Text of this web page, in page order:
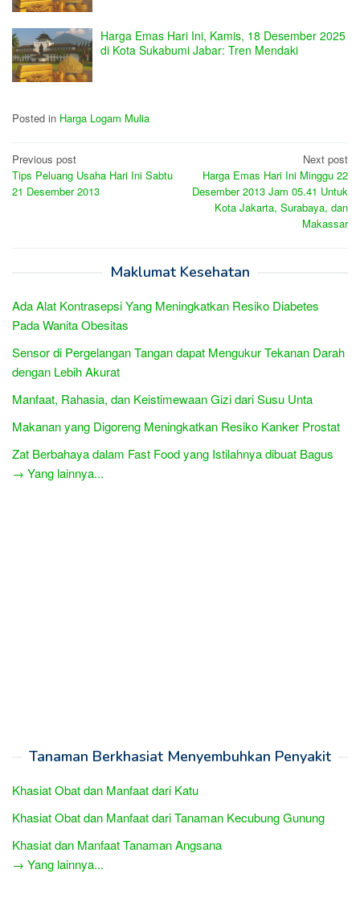
Harga Emas Hari Ini, Kamis, 18 Desember 2025
di Kota Sukabumi Jabar: Tren Mendaki
Posted in Harga Logam Mulia
Post
navigation
Previous post
Tips Peluang Usaha Hari Ini Sabtu
21 Desember 2013
Next post
Harga Emas Hari Ini Minggu 22
Desember 2013 Jam 05.41 Untuk
Kota Jakarta, Surabaya, dan
Makassar
Maklumat Kesehatan
Ada Alat Kontrasepsi Yang Meningkatkan Resiko Diabetes
Pada Wanita Obesitas
Sensor di Pergelangan Tangan dapat Mengukur Tekanan Darah
dengan Lebih Akurat
Manfaat, Rahasia, dan Keistimewaan Gizi dari Susu Unta
Makanan yang Digoreng Meningkatkan Resiko Kanker Prostat
Zat Berbahaya dalam Fast Food yang Istilahnya dibuat Bagus
→ Yang lainnya...
Tanaman Berkhasiat Menyembuhkan Penyakit
Khasiat Obat dan Manfaat dari Katu
Khasiat Obat dan Manfaat dari Tanaman Kecubung Gunung
Khasiat dan Manfaat Tanaman Angsana
→ Yang lainnya...